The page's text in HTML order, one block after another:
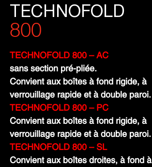
TECHNOFOLD
800
TECHNOFOLD 800 – AC
sans section pré-pliée.
Convient aux boîtes à fond rigide, à
verrouillage rapide et à double paroi.
TECHNOFOLD 800 – PC
Convient aux boîtes à fond rigide, à
verrouillage rapide et à double paroi.
TECHNOFOLD 800 – SL
Convient aux boîtes droites, à fond à